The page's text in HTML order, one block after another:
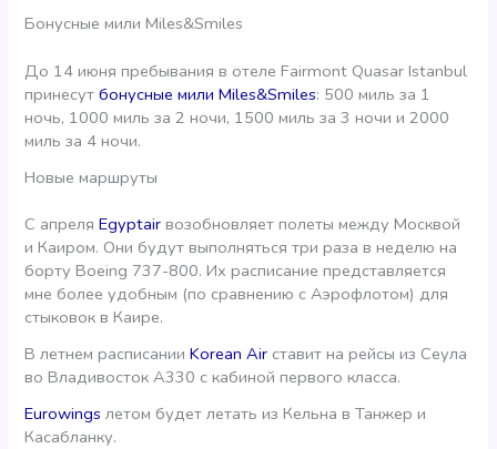
Бонусные мили Miles&Smiles
До 14 июня пребывания в отеле Fairmont Quasar Istanbul
принесутбонусные мили Miles&Smiles: 500 миль за 1
ночь, 1000 миль за 2 ночи, 1500 миль за 3 ночи и 2000
миль за 4 ночи.
Новые маршруты
С апреляEgyptair возобновляет полеты между Москвой
и Каиром. Они будут выполняться три раза в неделю на
борту Boeing 737-800. Их расписание представляется
мне более удобным (по сравнению с Аэрофлотом) для
стыковок в Каире.
В летнем расписанииKorean Air ставит на рейсы из Сеула
во Владивосток А330 с кабиной первого класса.
Eurowings летом будет летать из Кельна в Танжер и
Касабланку.